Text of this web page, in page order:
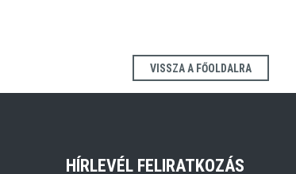
VISSZA A FŐOLDALRA
HÍRLEVÉL FELIRATKOZÁS